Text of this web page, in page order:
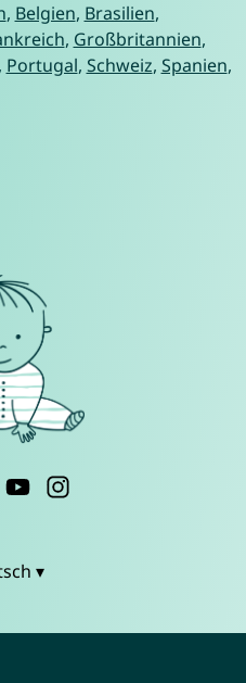
, Belgien, Brasilien,
, Großbritannien,
Portugal, Schweiz, Spanien,
▾